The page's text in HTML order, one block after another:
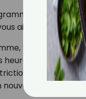
CROQ vous
aide à
vous n’avez
à la
alimentaires.
!